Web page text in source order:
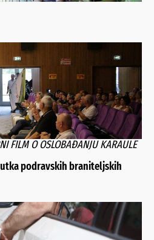
FILM O OSLOBAĐANJU KARAULE
podravskih braniteljskih